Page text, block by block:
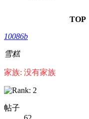
TOP
10086b
雪糕
家族: 没有家族
帖子